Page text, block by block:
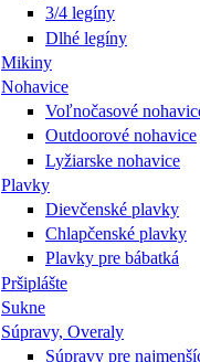
3/4 legíny
Dlhé legíny
Mikiny
Nohavice
Voľnočasové
Outdoorové nohavice
Lyžiarske nohavice
Plavky
Dievčenské plavky
Chlapčenské plavky
Plavky pre bábatká
Pršiplášte
Sukne
Súpravy, Overaly
Súpravy pre